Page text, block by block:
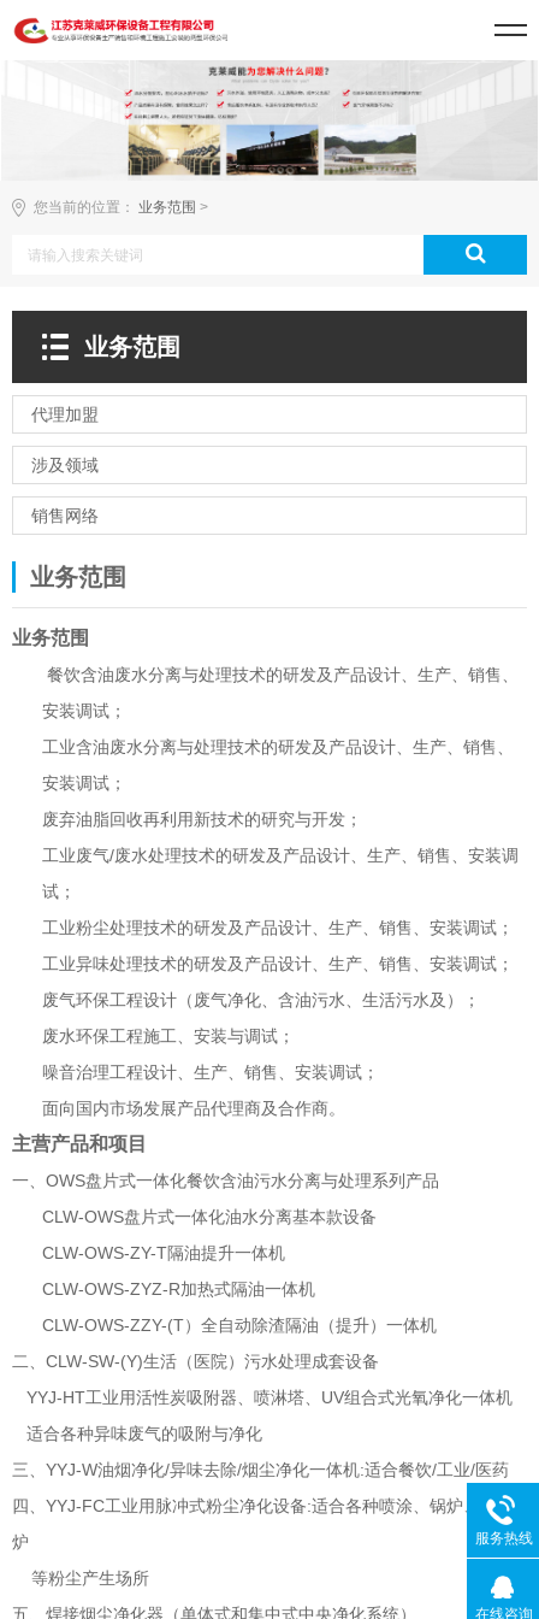
您当前的位置： 业务范围 >
业务范围
代理加盟
涉及领域
销售网络
业务范围
业务范围
餐饮含油废水分离与处理技术的研发及产品设计、生产、销售、
安装调试；
工业含油废水分离与处理技术的研发及产品设计、生产、销售、
安装调试；
废弃油脂回收再利用新技术的研究与开发；
工业废气/废水处理技术的研发及产品设计、生产、销售、安装调
试；
工业粉尘处理技术的研发及产品设计、生产、销售、安装调试；
工业异味处理技术的研发及产品设计、生产、销售、安装调试；
废气环保工程设计（废气净化、含油污水、生活污水及）；
废水环保工程施工、安装与调试；
噪音治理工程设计、生产、销售、安装调试；
面向国内市场发展产品代理商及合作商。
主营产品和项目
一、OWS盘片式一体化餐饮含油污水分离与处理系列产品
CLW-OWS盘片式一体化油水分离基本款设备
CLW-OWS-ZY-T隔油提升一体机
CLW-OWS-ZYZ-R加热式隔油一体机
CLW-OWS-ZZY-(T）全自动除渣隔油（提升）一体机
二、CLW-SW-(Y)生活（医院）污水处理成套设备
YYJ-HT工业用活性炭吸附器、喷淋塔、UV组合式光氧净化一体机
适合各种异味废气的吸附与净化
三、YYJ-W油烟净化/异味去除/烟尘净化一体机:适合餐饮/工业/医药
四、YYJ-FC工业用脉冲式粉尘净化设备:适合各种喷涂、锅炉、冶炼
炉
等粉尘产生场所
五、焊接烟尘净化器（单体式和集中式中央净化系统）
服务热线
在线咨询